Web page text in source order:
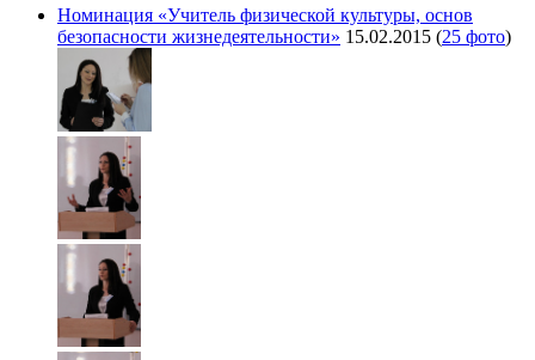
Номинация «Учитель физической культуры, основ
безопасности жизнедеятельности» 15.02.2015 (25 фото)